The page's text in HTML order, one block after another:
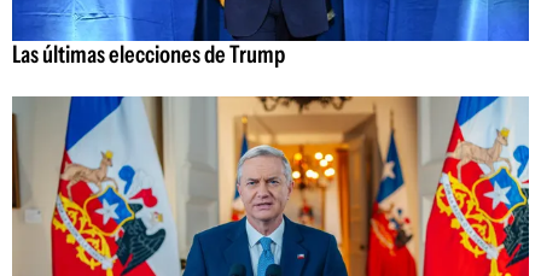
Las últimas elecciones de Trump